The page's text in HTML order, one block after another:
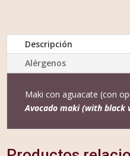
Descripción
Alérgenos
Maki con aguacate (con
Avocado maki (with black